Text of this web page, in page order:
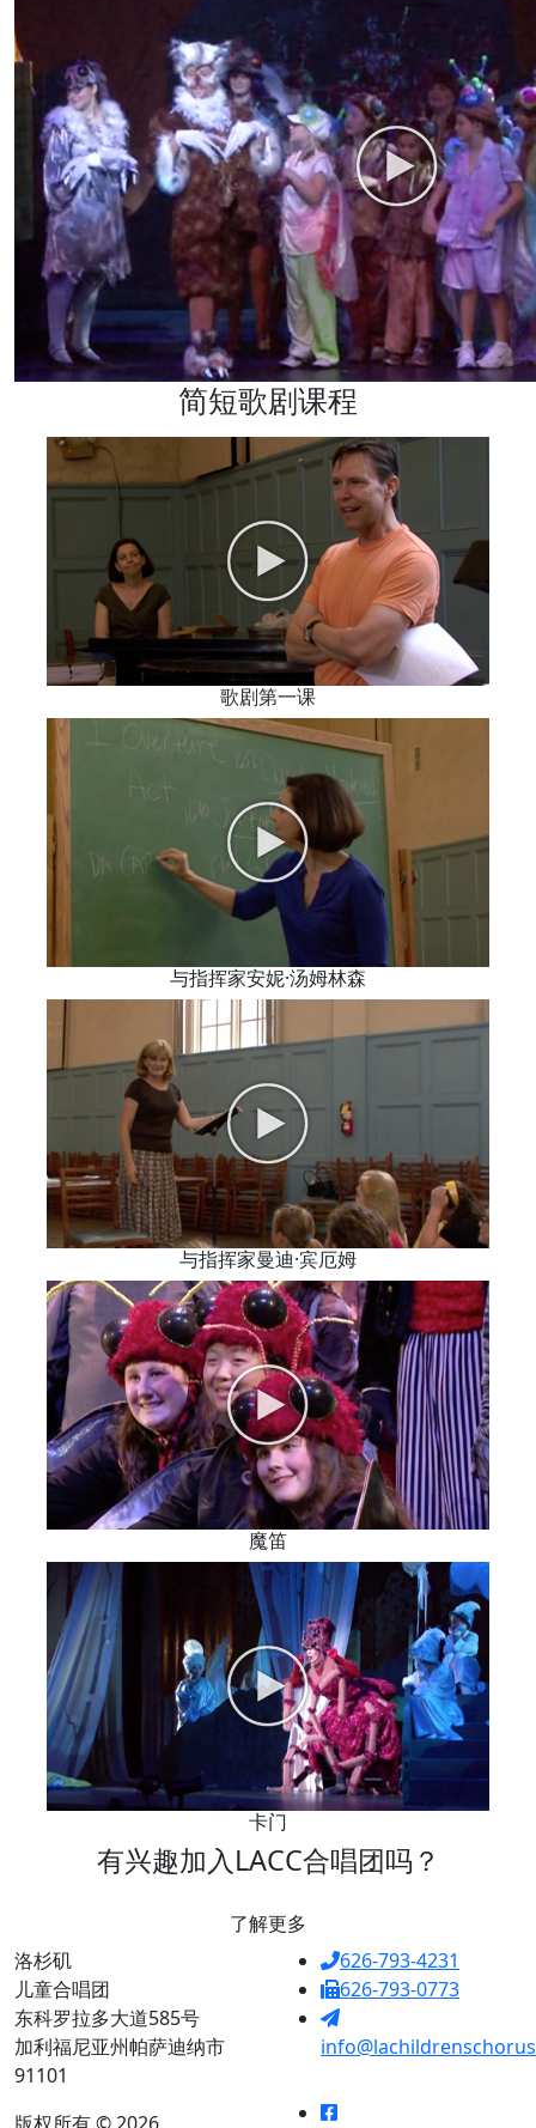
简短歌剧课程
歌剧第一课
与指挥家安妮·汤姆林森
与指挥家曼迪·宾厄姆
魔笛
卡门
有兴趣加入LACC合唱团吗？
了解更多
洛杉矶
儿童合唱团
东科罗拉多大道585号
加利福尼亚州帕萨迪纳市
91101
626-793-4231
626-793-0773